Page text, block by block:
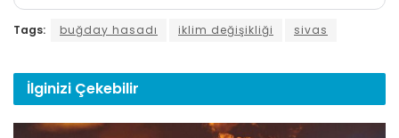
Tags: buğday hasadı iklim değişikliği sivas
İlginizi Çekebilir